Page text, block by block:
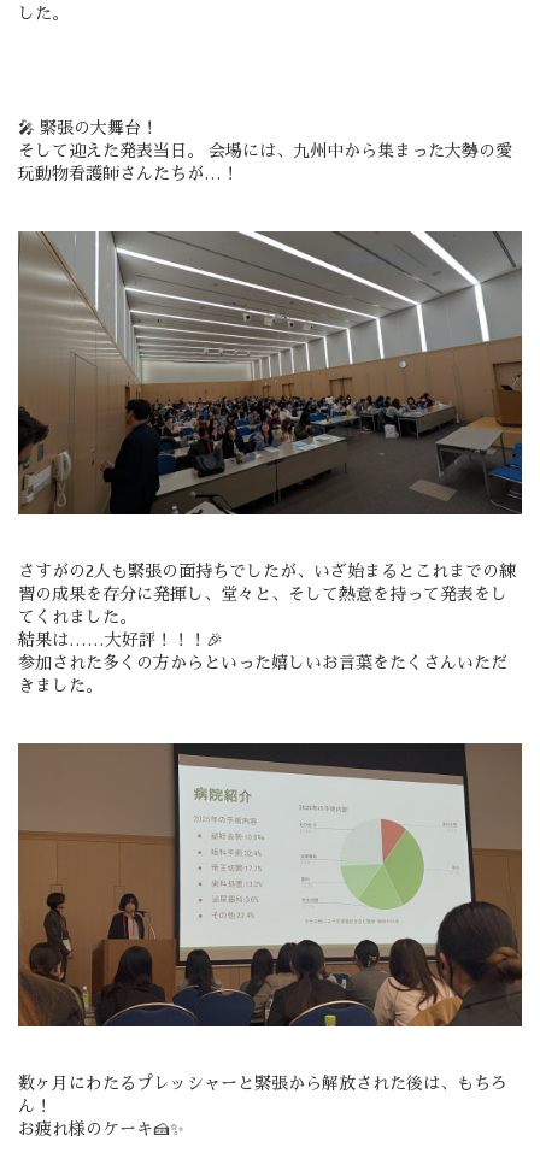
した。
🎤 緊張の大舞台！
そして迎えた発表当日。 会場には、九州中から集まった大勢の愛
玩動物看護師さんたちが…！
さすがの2人も緊張の面持ちでしたが、いざ始まるとこれまでの練
習の成果を存分に発揮し、堂々と、そして熱意を持って発表をし
てくれました。
結果は……大好評！！！ 🎉
参加された多くの方からといった嬉しいお言葉をたくさんいただ
きました。
数ヶ月にわたるプレッシャーと緊張から解放された後は、もちろ
ん！
お疲れ様のケーキ🍰✨